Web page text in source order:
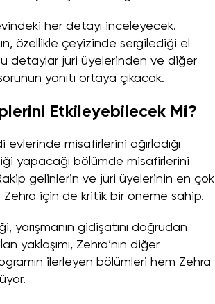
her detayı inceleyecek.
özellikle çeyizinde sergilediği el
detaylar jüri üyelerinden ve diğer
yanıtı ortaya çıkacak.
Etkileyebilecek Mi?
evlerinde misafirlerini ağırladığı
yapacağı bölümde misafirlerini
gelinlerin ve jüri üyelerinin en çok
için de kritik bir öneme sahip.
yarışmanın gidişatını doğrudan
yaklaşımı, Zehra’nın diğer
ilerleyen bölümleri hem Zehra